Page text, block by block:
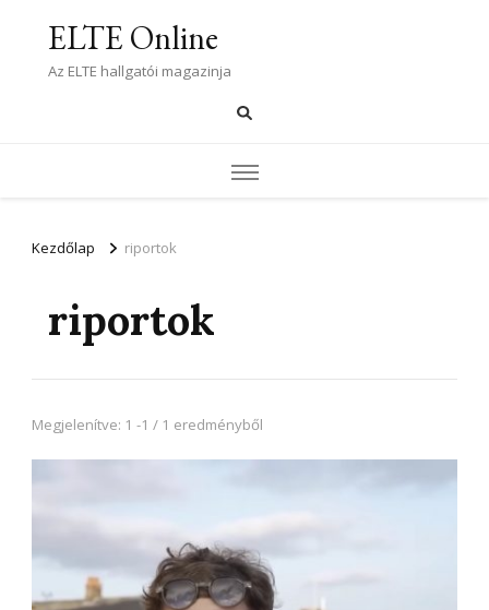
ELTE Online
Az ELTE hallgatói magazinja
Kezdőlap riportok
riportok
Megjelenítve: 1 -1 / 1 eredményből